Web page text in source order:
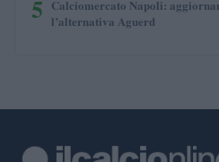
5 Calciomercato Napoli:
l’alternativa Aguerd